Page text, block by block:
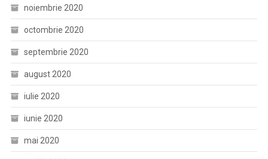
noiembrie 2020
octombrie 2020
septembrie 2020
august 2020
iulie 2020
iunie 2020
mai 2020